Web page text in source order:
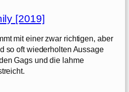
[2019]
mit einer zwar richtigen, aber
so oft wiederholten Aussage
Gags und die lahme